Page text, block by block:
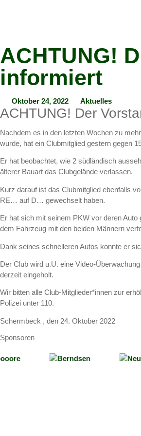
ACHTUNG!
informiert
Oktober 24, 2022 Aktuelles
ACHTUNG! Der
Nachdem es in den letzten Wochen zu
wurde, hat ein Clubmitglied gestern gegen
Er hat beobachtet, wie 2 südländisch
älterer Bauart das Clubgelände verlassen.
Kurz darauf ist das Clubmitglied ebenfalls
RE… auf D… gewechselt haben.
Er hat sich mit seinem PKW vor deren
dem Fahrzeug mit den beiden Männern
Dank seines schnelleren Autos konnte er
Der Club wird u.U. eine Video-
derzeit eingeholt.
Wir bitten alle Club-Mitglieder*innen zur
Polizei unter 110.
Schermbeck , den 24. Oktober 2022
Sponsoren